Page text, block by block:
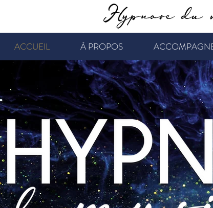
ACCUEIL À PROPOS